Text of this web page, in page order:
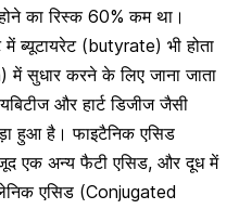
का रिस्क 60% कम था।
ब्यूटायरेट (butyrate) भी होता
सुधार करने के लिए जाना जाता
औरहार्ट डिजीजजैसी
हुआ है। फाइटैनिक एसिड
एक अन्य फैटी एसिड, और दूध में
एसिड (Conjugated